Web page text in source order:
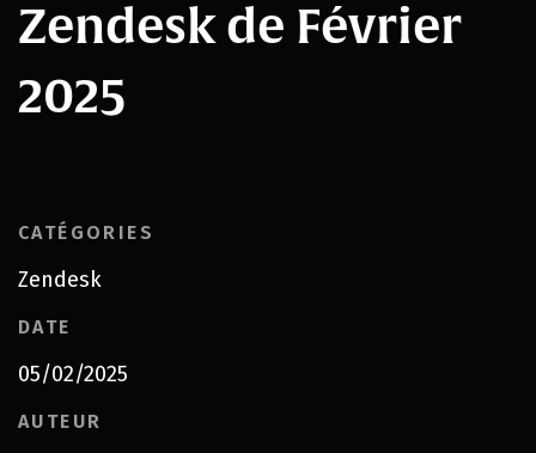
Zendesk de Février
2025
CATÉGORIES
Zendesk
DATE
05/02/2025
AUTEUR